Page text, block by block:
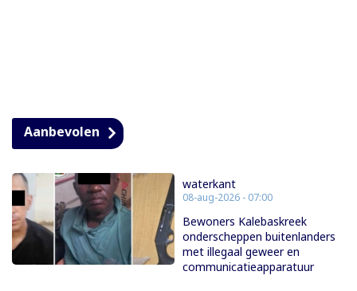
Aanbevolen
waterkant
08-aug-2026 - 07:00
Bewoners Kalebaskreek
onderscheppen buitenlanders
met illegaal geweer en
communicatieapparatuur